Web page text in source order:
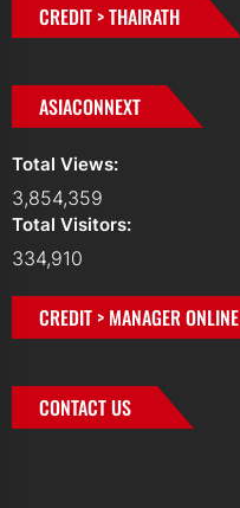
CREDIT > THAIRATH
ASIACONNEXT
Total Views:
3,854,359
Total Visitors:
334,910
CREDIT > MANAGER ONLINE
CONTACT US